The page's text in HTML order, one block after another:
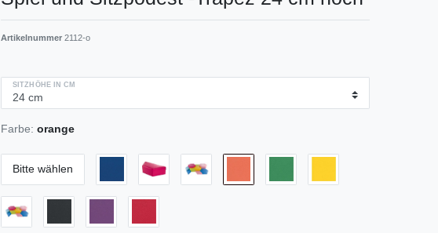
Artikelnummer 2112-o
SITZHÖHE IN CM
Farbe: orange
Bitte wählen